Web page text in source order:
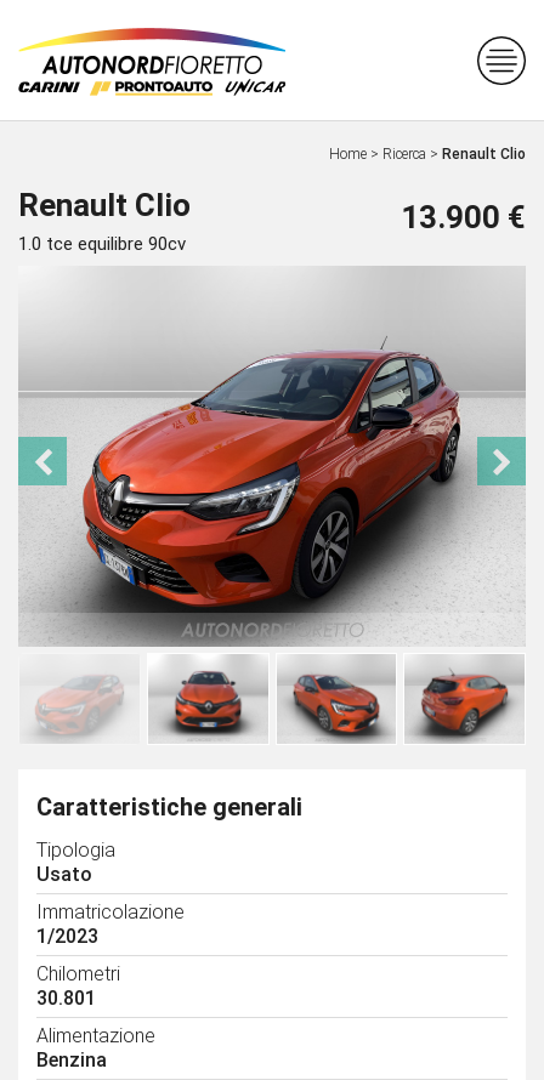
Home > Ricerca > Renault Clio
Renault Clio
1.0 tce equilibre 90cv
13.900 €
Caratteristiche generali
Tipologia
Usato
Immatricolazione
1/2023
Chilometri
30.801
Alimentazione
Benzina